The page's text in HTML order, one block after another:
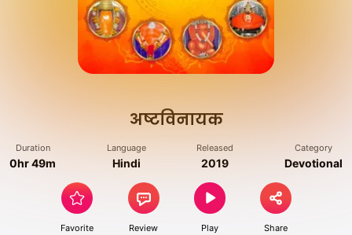
अष्टविनायक
Duration
0hr 49m
Language
Hindi
Released
2019
Category
Devotional
Favorite Review Play Share